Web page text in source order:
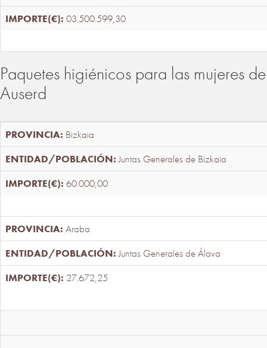
03.500.599,30
Paquetes higiénicos para las mujeres
Auserd
Bizkaia
Juntas Generales de Bizkaia
60.000,00
Araba
Juntas Generales de Álava
27.672,25